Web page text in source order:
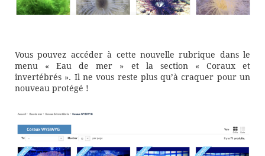
Vous pouvez accéder à cette nouvelle rubrique dans le
menu « Eau de mer » et la section « Coraux et
invertébrés ». Il ne vous reste plus qu’à craquer pour un
nouveau protégé !